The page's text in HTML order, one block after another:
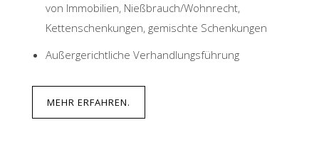
von Immobilien, Nießbrauch/Wohnrecht,
Kettenschenkungen, gemischte Schenkungen
Außergerichtliche Verhandlungsführung
MEHR ERFAHREN.